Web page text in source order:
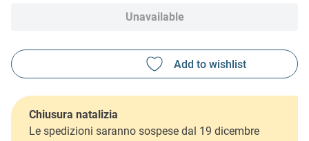
Unavailable
Chiusura natalizia
Le spedizioni saranno sospese dal 19 dicembre